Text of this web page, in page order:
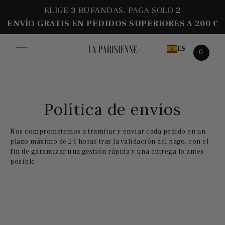
ELIGE 3 BUFANDAS, PAGA SOLO 2
ENVÍO GRATIS EN PEDIDOS SUPERIORES A 200 €
ES 0
Política de envíos
Nos comprometemos a tramitar y enviar cada pedido en un
plazo máximo de 24 horas tras la validación del pago, con el
fin de garantizar una gestión rápida y una entrega lo antes
posible.